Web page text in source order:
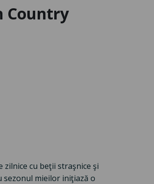
Country
cu beţii straşnice şi
sezonul mieilor iniţiază o